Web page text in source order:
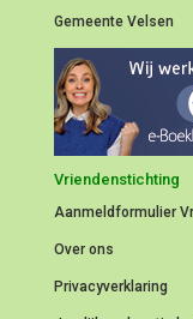
Gemeente Velsen
Vriendenstichting
Aanmeldformulier
Over ons
Privacyverklaring